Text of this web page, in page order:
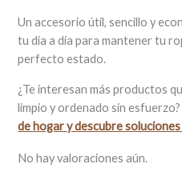
Un accesorio útil, sencillo y
tu día a día para mantener tu
perfecto estado.
¿Te interesan más productos
limpio y ordenado sin esfuerzo?
de hogar y descubre
No hay valoraciones aún.